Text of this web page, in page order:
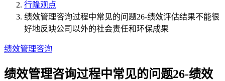
行隆观点
绩效管理咨询过程中常见的问题26-绩效评估结果不能很
好地反映公司以外的社会责任和环保成果
绩效管理咨询
绩效管理咨询过程中常见的问题26-绩效